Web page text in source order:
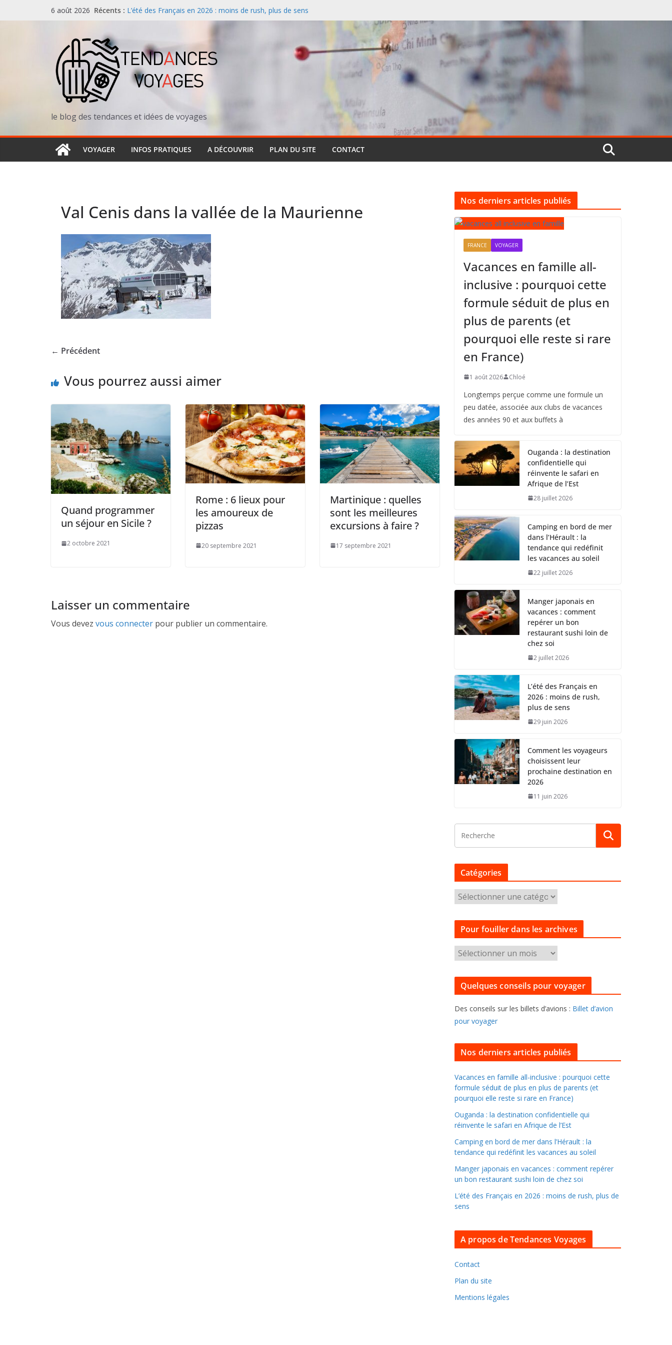
au
6 août 2026 Récents : Manger japonais en vacances : comment repérer un bon
restaurant sushi loin de chez soi
L’été des Français en 2026 : moins de rush, plus de sens
séduit de plus en plus de parents (et pourquoi elle reste si
rare en France)
Ouganda : la destination confidentielle qui réinvente le safari
en Afrique de l’Est
Camping en bord de mer dans l’Hérault : la tendance qui
le blog des tendances et idées de voyages
VOYAGER INFOS PRATIQUES A DÉCOUVRIR PLAN DU SITE CONTACT
Val Cenis dans la vallée de la Maurienne
← Précédent
Vous pourrez aussi aimer
Quand programmer
un séjour en Sicile ?
2 octobre 2021
Rome : 6 lieux pour
les amoureux de
pizzas
20 septembre 2021
Martinique : quelles
sont les meilleures
excursions à faire ?
17 septembre 2021
Laisser un commentaire
Vous devez vous connecter pour publier un commentaire.
Nos derniers articles publiés
FRANCE VOYAGER
Vacances en famille all-
inclusive : pourquoi cette
formule séduit de plus en
plus de parents (et
pourquoi elle reste si rare
en France)
1 août 2026 Chloé
Longtemps perçue comme une formule un
peu datée, associée aux clubs de vacances
des années 90 et aux buffets à
Ouganda : la destination
confidentielle qui
réinvente le safari en
Afrique de l’Est
28 juillet 2026
Camping en bord de mer
dans l’Hérault : la
tendance qui redéfinit
les vacances au soleil
22 juillet 2026
Manger japonais en
vacances : comment
repérer un bon
restaurant sushi loin de
chez soi
2 juillet 2026
L’été des Français en
2026 : moins de rush,
plus de sens
29 juin 2026
Comment les voyageurs
choisissent leur
prochaine destination en
2026
11 juin 2026
Catégories
a
t
g
e
s
Pour fouiller dans les archives
o
u
o
u
l
e
r
d
a
n
s
l
s
r
v
e
s
Quelques conseils pour voyager
Des conseils sur les billets d’avions : Billet d’avion
pour voyager
Nos derniers articles publiés
Vacances en famille all-inclusive : pourquoi cette
formule séduit de plus en plus de parents (et
pourquoi elle reste si rare en France)
Ouganda : la destination confidentielle qui
réinvente le safari en Afrique de l’Est
Camping en bord de mer dans l’Hérault : la
tendance qui redéfinit les vacances au soleil
Manger japonais en vacances : comment repérer
un bon restaurant sushi loin de chez soi
L’été des Français en 2026 : moins de rush, plus de
sens
A propos de Tendances Voyages
Contact
Plan du site
Mentions légales